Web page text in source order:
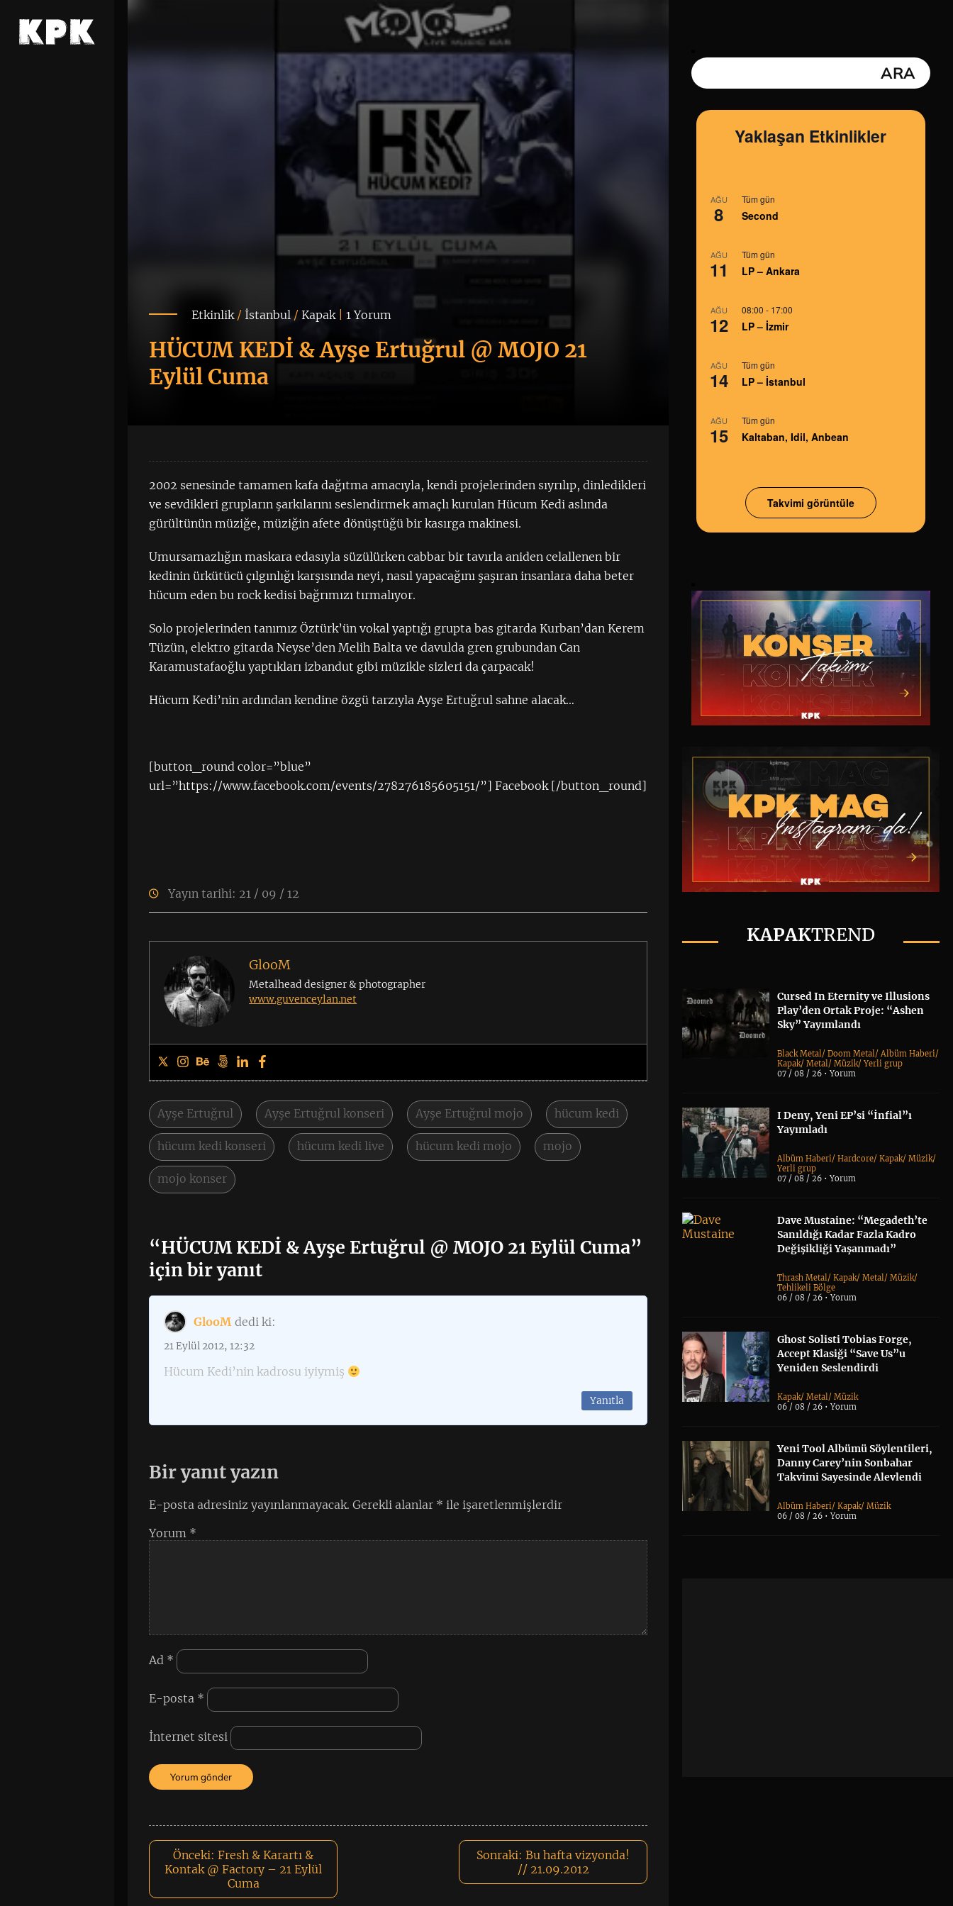
Etkinlik/ İstanbul /Kapak|1 Yorum
HÜCUM KEDİ & Ayşe Ertuğrul @ MOJO 21
Eylül Cuma
2002 senesinde tamamen kafa dağıtma amacıyla, kendi projelerinden sıyrılıp, dinledikleri
ve sevdikleri grupların şarkılarını seslendirmek amaçlı kurulan Hücum Kedi aslında
gürültünün müziğe, müziğin afete dönüştüğü bir kasırga makinesi.
Umursamazlığın maskara edasıyla süzülürken cabbar bir tavırla aniden celallenen bir
kedinin ürkütücü çılgınlığı karşısında neyi, nasıl yapacağını şaşıran insanlara daha beter
hücum eden bu rock kedisi bağrımızı tırmalıyor.
Solo projelerinden tanımız Öztürk’ün vokal yaptığı grupta bas gitarda Kurban’dan Kerem
Tüzün, elektro gitarda Neyse’den Melih Balta ve davulda gren grubundan Can
Karamustafaoğlu yaptıkları izbandut gibi müzikle sizleri da çarpacak!
Hücum Kedi’nin ardından kendine özgü tarzıyla Ayşe Ertuğrul sahne alacak…
[button_round color=”blue”
url=”https://www.facebook.com/events/278276185605151/”] Facebook [/button_round]
Yayın tarihi: 21 / 09 / 12
GlooM
Metalhead designer & photographer
www.guvenceylan.net
Ayşe Ertuğrul Ayşe Ertuğrul konseri Ayşe Ertuğrul mojo hücum kedi
hücum kedi konseri hücum kedi live hücum kedi mojo mojo
mojo konser
“HÜCUM KEDİ & Ayşe Ertuğrul @ MOJO 21 Eylül Cuma”
için bir yanıt
GlooM dedi ki:
21 Eylül 2012, 12:32
Hücum Kedi’nin kadrosu iyiymiş
Yanıtla
Bir yanıt yazın
E-posta adresiniz yayınlanmayacak. Gerekli alanlar * ile işaretlenmişlerdir
Yorum *
Ad *
E-posta *
İnternet sitesi
Önceki: Fresh & Karartı &
Kontak @ Factory – 21 Eylül
Cuma
Sonraki: Bu hafta vizyonda!
// 21.09.2012
Yaklaşan Etkinlikler
AĞU
8
Tüm gün
Second
AĞU
11
Tüm gün
LP – Ankara
AĞU
12
08:00 - 17:00
LP – İzmir
AĞU
14
Tüm gün
LP – İstanbul
AĞU
15
Tüm gün
Kaltaban, Idil, Anbean
Takvimi görüntüle
KAPAKTREND
Cursed In Eternity ve Illusions
Play’den Ortak Proje: “Ashen
Sky” Yayımlandı
Black Metal/Doom Metal/Albüm Haberi/
Kapak/Metal/Müzik/Yerli grup
07 / 08 / 26 •Yorum
I Deny, Yeni EP’si “İnfial”ı
Yayımladı
Albüm Haberi/Hardcore/Kapak/Müzik/
Yerli grup
07 / 08 / 26 •Yorum
Dave Mustaine: “Megadeth’te
Sanıldığı Kadar Fazla Kadro
Değişikliği Yaşanmadı”
Thrash Metal/Kapak/Metal/Müzik/
Tehlikeli Bölge
06 / 08 / 26 •Yorum
Ghost Solisti Tobias Forge,
Accept Klasiği “Save Us”u
Yeniden Seslendirdi
Kapak/Metal/Müzik
06 / 08 / 26 •Yorum
Yeni Tool Albümü Söylentileri,
Danny Carey’nin Sonbahar
Takvimi Sayesinde Alevlendi
Albüm Haberi/Kapak/Müzik
06 / 08 / 26 •Yorum